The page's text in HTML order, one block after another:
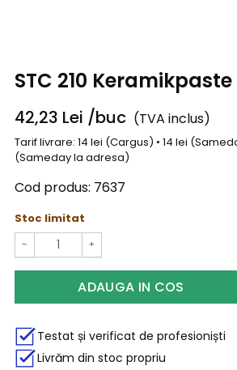
STC 210
42,23 Lei /buc (TVA inclus)
Tarif livrare: 14 lei (Cargus) • 14 lei
(Sameday la adresa)
Cod produs: 7637
Stoc limitat
− +
ADAUGA IN COS
Testat și verificat de profesioniști
Livrăm din stoc propriu